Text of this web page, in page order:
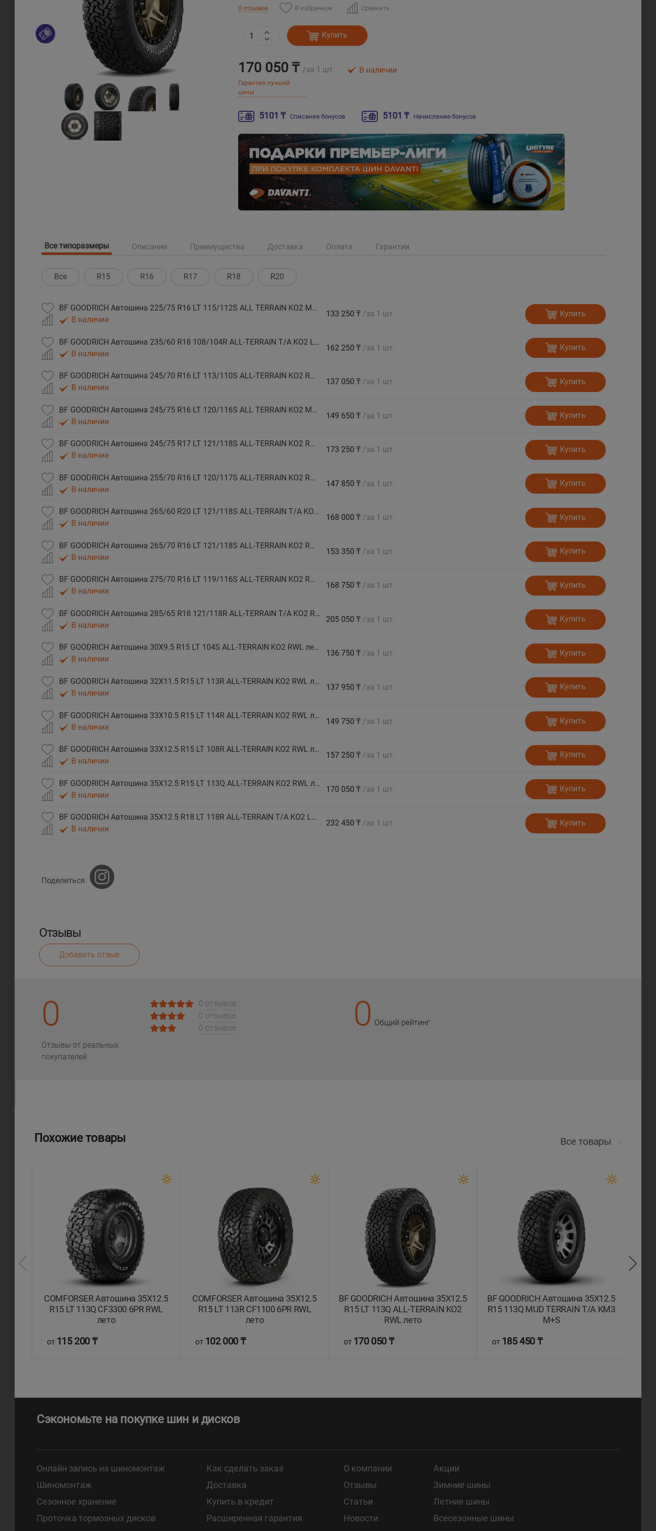
0 отзывов В избранное Сравнить
Купить
170 050 ₸ /за 1 шт.
Гарантия лучшей
цены
В наличии
5101 ₸ Списание бонусов 5101 ₸ Начисление бонусов
Все типоразмеры Описание Преимущества Доставка Оплата Гарантии
Все R15 R16 R17 R18 R20
BF GOODRICH Автошина 225/75 R16 LT 115/112S ALL TERRAIN KO2 M+S
В наличии
133 250 ₸ /за 1 шт. Купить
BF GOODRICH Автошина 235/60 R18 108/104R ALL-TERRAIN T/A KO2 LRD RBL лето
В наличии
162 250 ₸ /за 1 шт. Купить
BF GOODRICH Автошина 245/70 R16 LT 113/110S ALL-TERRAIN KO2 RWL лето
В наличии
137 050 ₸ /за 1 шт. Купить
BF GOODRICH Автошина 245/75 R16 LT 120/116S ALL TERRAIN KO2 M+S
В наличии
149 650 ₸ /за 1 шт. Купить
BF GOODRICH Автошина 245/75 R17 LT 121/118S ALL-TERRAIN KO2 RWL лето
В наличии
173 250 ₸ /за 1 шт. Купить
BF GOODRICH Автошина 255/70 R16 LT 120/117S ALL-TERRAIN KO2 RWL лето
В наличии
147 850 ₸ /за 1 шт. Купить
BF GOODRICH Автошина 265/60 R20 LT 121/118S ALL-TERRAIN T/A KO2 LRE RBL лето
В наличии
168 000 ₸ /за 1 шт. Купить
BF GOODRICH Автошина 265/70 R16 LT 121/118S ALL-TERRAIN KO2 RWL лето
В наличии
153 350 ₸ /за 1 шт. Купить
BF GOODRICH Автошина 275/70 R16 LT 119/116S ALL-TERRAIN KO2 RWL лето
В наличии
168 750 ₸ /за 1 шт. Купить
BF GOODRICH Автошина 285/65 R18 121/118R ALL-TERRAIN T/A KO2 RWL M+S
В наличии
205 050 ₸ /за 1 шт. Купить
BF GOODRICH Автошина 30X9.5 R15 LT 104S ALL-TERRAIN KO2 RWL лето
В наличии
136 750 ₸ /за 1 шт. Купить
BF GOODRICH Автошина 32X11.5 R15 LT 113R ALL-TERRAIN KO2 RWL лето
В наличии
137 950 ₸ /за 1 шт. Купить
BF GOODRICH Автошина 33X10.5 R15 LT 114R ALL-TERRAIN KO2 RWL лето
В наличии
149 750 ₸ /за 1 шт. Купить
BF GOODRICH Автошина 33X12.5 R15 LT 108R ALL-TERRAIN KO2 RWL лето
В наличии
157 250 ₸ /за 1 шт. Купить
BF GOODRICH Автошина 35X12.5 R15 LT 113Q ALL-TERRAIN KO2 RWL лето
В наличии
170 050 ₸ /за 1 шт. Купить
BF GOODRICH Автошина 35X12.5 R18 LT 118R ALL-TERRAIN T/A KO2 LRD RWL лето
В наличии
232 450 ₸ /за 1 шт. Купить
Поделиться
Отзывы
Добавить отзыв
0
Отзывы от реальных
покупателей
0 отзывов
0 отзывов
0 отзывов
0 Общий рейтинг
Похожие товары Все товары
COMFORSER Автошина 35X12.5
R15 LT 113Q CF3300 6PR RWL
лето
от 115 200 ₸
COMFORSER Автошина 35X12.5
R15 LT 113R CF1100 6PR RWL
лето
от 102 000 ₸
BF GOODRICH Автошина 35X12.5
R15 LT 113Q ALL-TERRAIN KO2
RWL лето
от 170 050 ₸
BF GOODRICH Автошина 35X12.5
R15 113Q MUD TERRAIN T/A KM3
M+S
от 185 450 ₸
Сэкономьте на покупке шин и дисков
Онлайн запись на шиномонтаж
Шиномонтаж
Сезонное хранение
Проточка тормозных дисков
Как сделать заказ
Доставка
Купить в кредит
Расширенная гарантия
О компании
Отзывы
Статьи
Новости
Акции
Зимние шины
Летние шины
Всесезонные шины